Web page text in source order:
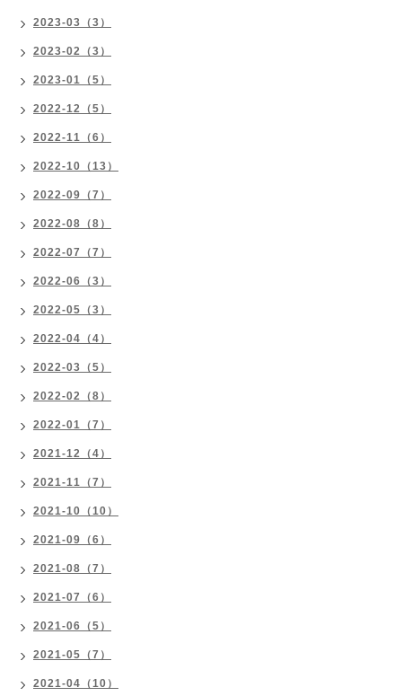
2023-03（3）
2023-02（3）
2023-01（5）
2022-12（5）
2022-11（6）
2022-10（13）
2022-09（7）
2022-08（8）
2022-07（7）
2022-06（3）
2022-05（3）
2022-04（4）
2022-03（5）
2022-02（8）
2022-01（7）
2021-12（4）
2021-11（7）
2021-10（10）
2021-09（6）
2021-08（7）
2021-07（6）
2021-06（5）
2021-05（7）
2021-04（10）